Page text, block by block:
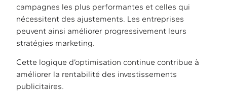
campagnes les plus performantes et celles qui
nécessitent des ajustements. Les entreprises
peuvent ainsi améliorer progressivement leurs
stratégies marketing.
Cette logique d’optimisation continue contribue à
améliorer la rentabilité des investissements
publicitaires.